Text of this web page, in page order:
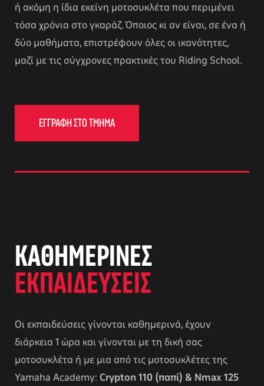
ή ακόμη η ίδια εκείνη μοτοσυκλέτα που περιμένει
τόσα χρόνια στο γκαράζ. Όποιος κι αν είναι, σε ένα ή
δύο μαθήματα, επιστρέφουν όλες οι ικανότητες,
μαζί με τις σύγχρονες πρακτικές του Riding School.
ΕΓΓΡΑΦΗ ΣΤΟ ΤΜΗΜΑ
KΑΘΗΜΕΡΙΝΕΣ
ΕΚΠΑΙΔΕΥΣΕΙΣ
Οι εκπαιδεύσεις γίνονται καθημερινά, έχουν
διάρκεια 1 ώρα και γίνονται με τη δική σας
μοτοσυκλέτα ή με μια από τις μοτοσυκλέτες της
Yamaha Academy: Crypton 110 (παπί) & Nmax 125